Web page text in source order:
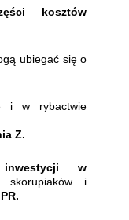
kosztów
ubiegać się o
i w rybactwie
Z.
inwestycji w
i